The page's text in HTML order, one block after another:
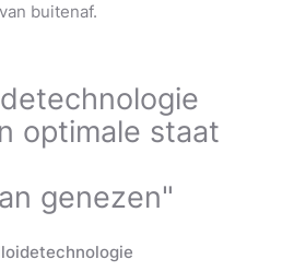
buitenaf.
optimale staat
genezen"